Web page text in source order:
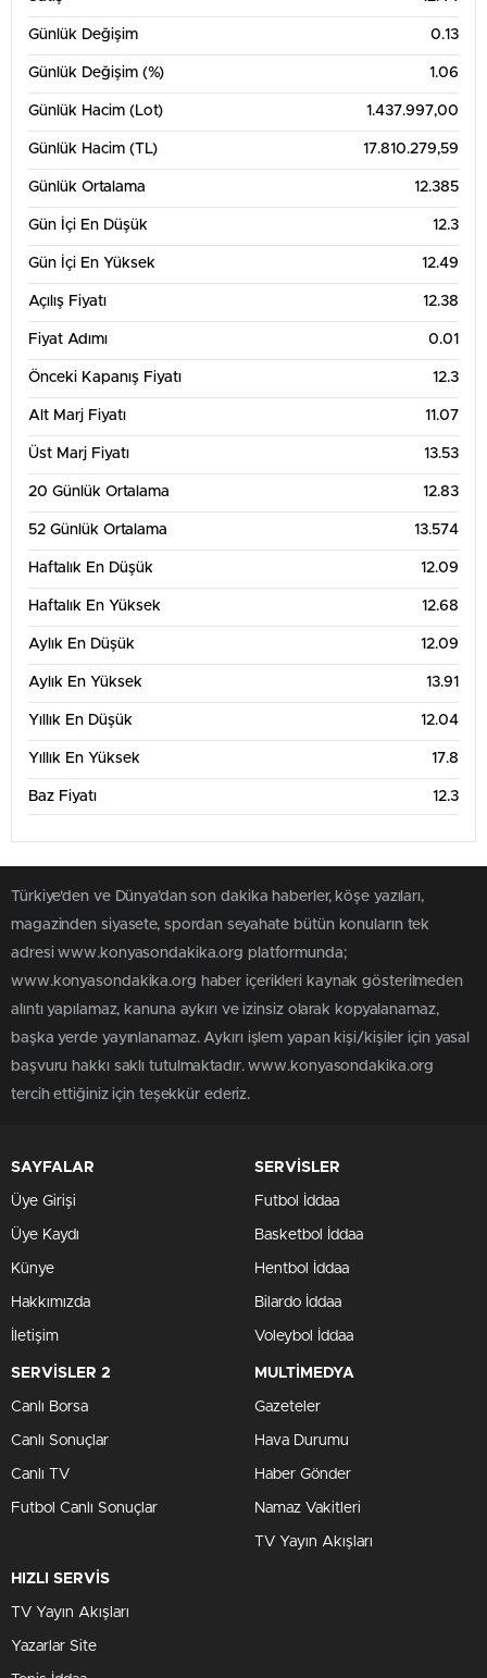
Günlük Değişim 0.13
Günlük Değişim (%) 1.06
Günlük Hacim (Lot) 1.437.997,00
Günlük Hacim (TL) 17.810.279,59
Günlük Ortalama 12.385
Gün İçi En Düşük 12.3
Gün İçi En Yüksek 12.49
Açılış Fiyatı 12.38
Fiyat Adımı 0.01
Önceki Kapanış Fiyatı 12.3
Alt Marj Fiyatı 11.07
Üst Marj Fiyatı 13.53
20 Günlük Ortalama 12.83
52 Günlük Ortalama 13.574
Haftalık En Düşük 12.09
Haftalık En Yüksek 12.68
Aylık En Düşük 12.09
Aylık En Yüksek 13.91
Yıllık En Düşük 12.04
Yıllık En Yüksek 17.8
Baz Fiyatı 12.3
Türkiye'den ve Dünya’dan son dakika haberler, köşe yazıları,
magazinden siyasete, spordan seyahate bütün konuların tek
adresi www.konyasondakika.org platformunda;
www.konyasondakika.org haber içerikleri kaynak gösterilmeden
alıntı yapılamaz, kanuna aykırı ve izinsiz olarak kopyalanamaz,
başka yerde yayınlanamaz. Aykırı işlem yapan kişi/kişiler için yasal
başvuru hakkı saklı tutulmaktadır. www.konyasondakika.org
tercih ettiğiniz için teşekkür ederiz.
SAYFALAR
Üye Girişi
Üye Kaydı
Künye
Hakkımızda
İletişim
SERVİSLER
Futbol İddaa
Basketbol İddaa
Hentbol İddaa
Bilardo İddaa
Voleybol İddaa
SERVİSLER 2
Canlı Borsa
Canlı Sonuçlar
Canlı TV
Futbol Canlı Sonuçlar
MULTİMEDYA
Gazeteler
Hava Durumu
Haber Gönder
Namaz Vakitleri
TV Yayın Akışları
HIZLI SERVİS
TV Yayın Akışları
Yazarlar Site